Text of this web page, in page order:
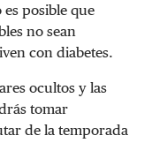
posible que
no sean
con diabetes.
ocultos y las
tomar
de la temporada